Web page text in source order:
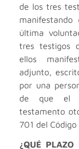
de los tres
última
tres testigos
ellos
adjunto,
por una
de que el
testamento
701 del Código
¿QUÉ PLAZO